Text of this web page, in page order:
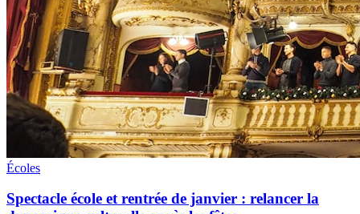
Écoles
Spectacle école et rentrée de janvier : relancer la